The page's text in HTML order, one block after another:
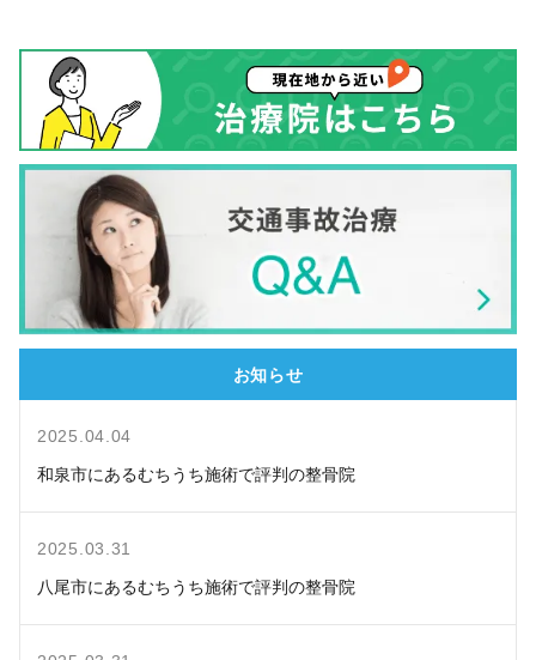
お知らせ
2025.04.04
和泉市にあるむちうち施術で評判の整骨院
2025.03.31
八尾市にあるむちうち施術で評判の整骨院